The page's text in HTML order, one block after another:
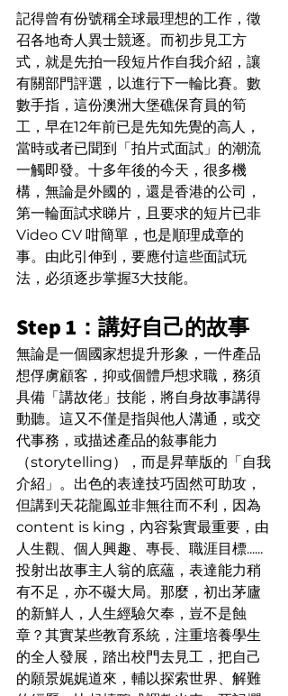
記得曾有份號稱全球最理想的工作，徵
召各地奇人異士競逐。而初步見工方
式，就是先拍一段短片作自我介紹，讓
有關部門評選，以進行下一輪比賽。數
數手指，這份澳洲大堡礁保育員的筍
工，早在12年前已是先知先覺的高人，
當時或者已聞到「拍片式面試」的潮流
一觸即發。十多年後的今天，很多機
構，無論是外國的，還是香港的公司，
第一輪面試求睇片，且要求的短片已非
Video CV 咁簡單，也是順理成章的
事。由此引伸到，要應付這些面試玩
法，必須逐步掌握3大技能。
Step 1：講好自己的故事
無論是一個國家想提升形象，一件產品
想俘虜顧客，抑或個體戶想求職，務須
具備「講故佬」技能，將自身故事講得
動聽。這又不僅是指與他人溝通，或交
代事務，或描述產品的敍事能力
（storytelling），而是昇華版的「自我
介紹」。出色的表達技巧固然可助攻，
但講到天花龍鳯並非無往而不利，因為
content is king，內容紥實最重要，由
人生觀、個人興趣、專長、職涯目標......
投射出故事主人翁的底蘊，表達能力稍
有不足，亦不礙大局。那麼，初出茅廬
的新鮮人，人生經驗欠奉，豈不是蝕
章？其實某些教育系統，注重培養學生
的全人發展，踏出校門去見工，把自己
的願景娓娓道來，輔以探索世界、解難